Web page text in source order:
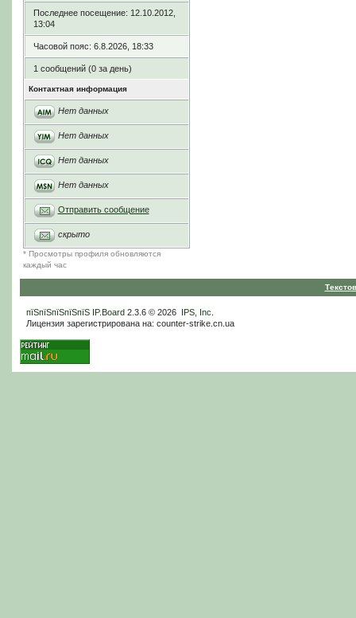
Последнее посещение: 12.10.2012,
13:04
Часовой пояс: 6.8.2026, 18:33
1 сообщений (0 за день)
Контактная информация
Нет данных
Нет данных
Нет данных
Нет данных
Отправить сообщение
скрыто
* Просмотры профиля обновляются
каждый час
пїЅпїЅпїЅпїЅпїЅ IP.Board2.3.6 © 2026 IPS, Inc
Лицензия зарегистрирована на: counter-strike.cn.ua